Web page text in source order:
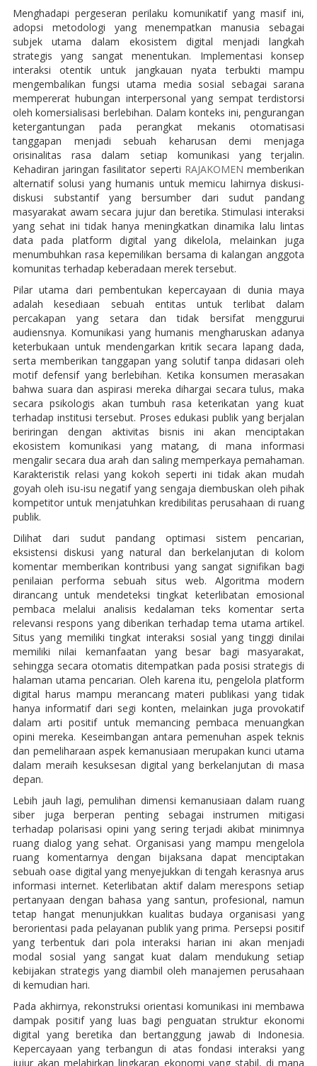
Menghadapi pergeseran perilaku komunikatif yang masif ini,
adopsi metodologi yang menempatkan manusia sebagai
subjek utama dalam ekosistem digital menjadi langkah
strategis yang sangat menentukan. Implementasi konsep
interaksi otentik untuk jangkauan nyata terbukti mampu
mengembalikan fungsi utama media sosial sebagai sarana
mempererat hubungan interpersonal yang sempat terdistorsi
oleh komersialisasi berlebihan. Dalam konteks ini, pengurangan
ketergantungan pada perangkat mekanis otomatisasi
tanggapan menjadi sebuah keharusan demi menjaga
orisinalitas rasa dalam setiap komunikasi yang terjalin.
Kehadiran jaringan fasilitator seperti RAJAKOMENmemberikan
alternatif solusi yang humanis untuk memicu lahirnya diskusi-
diskusi substantif yang bersumber dari sudut pandang
masyarakat awam secara jujur dan beretika. Stimulasi interaksi
yang sehat ini tidak hanya meningkatkan dinamika lalu lintas
data pada platform digital yang dikelola, melainkan juga
menumbuhkan rasa kepemilikan bersama di kalangan anggota
komunitas terhadap keberadaan merek tersebut.
Pilar utama dari pembentukan kepercayaan di dunia maya
adalah kesediaan sebuah entitas untuk terlibat dalam
percakapan yang setara dan tidak bersifat menggurui
audiensnya. Komunikasi yang humanis mengharuskan adanya
keterbukaan untuk mendengarkan kritik secara lapang dada,
serta memberikan tanggapan yang solutif tanpa didasari oleh
motif defensif yang berlebihan. Ketika konsumen merasakan
bahwa suara dan aspirasi mereka dihargai secara tulus, maka
secara psikologis akan tumbuh rasa keterikatan yang kuat
terhadap institusi tersebut. Proses edukasi publik yang berjalan
beriringan dengan aktivitas bisnis ini akan menciptakan
ekosistem komunikasi yang matang, di mana informasi
mengalir secara dua arah dan saling memperkaya pemahaman.
Karakteristik relasi yang kokoh seperti ini tidak akan mudah
goyah oleh isu-isu negatif yang sengaja diembuskan oleh pihak
kompetitor untuk menjatuhkan kredibilitas perusahaan di ruang
publik.
Dilihat dari sudut pandang optimasi sistem pencarian,
eksistensi diskusi yang natural dan berkelanjutan di kolom
komentar memberikan kontribusi yang sangat signifikan bagi
penilaian performa sebuah situs web. Algoritma modern
dirancang untuk mendeteksi tingkat keterlibatan emosional
pembaca melalui analisis kedalaman teks komentar serta
relevansi respons yang diberikan terhadap tema utama artikel.
Situs yang memiliki tingkat interaksi sosial yang tinggi dinilai
memiliki nilai kemanfaatan yang besar bagi masyarakat,
sehingga secara otomatis ditempatkan pada posisi strategis di
halaman utama pencarian. Oleh karena itu, pengelola platform
digital harus mampu merancang materi publikasi yang tidak
hanya informatif dari segi konten, melainkan juga provokatif
dalam arti positif untuk memancing pembaca menuangkan
opini mereka. Keseimbangan antara pemenuhan aspek teknis
dan pemeliharaan aspek kemanusiaan merupakan kunci utama
dalam meraih kesuksesan digital yang berkelanjutan di masa
depan.
Lebih jauh lagi, pemulihan dimensi kemanusiaan dalam ruang
siber juga berperan penting sebagai instrumen mitigasi
terhadap polarisasi opini yang sering terjadi akibat minimnya
ruang dialog yang sehat. Organisasi yang mampu mengelola
ruang komentarnya dengan bijaksana dapat menciptakan
sebuah oase digital yang menyejukkan di tengah kerasnya arus
informasi internet. Keterlibatan aktif dalam merespons setiap
pertanyaan dengan bahasa yang santun, profesional, namun
tetap hangat menunjukkan kualitas budaya organisasi yang
berorientasi pada pelayanan publik yang prima. Persepsi positif
yang terbentuk dari pola interaksi harian ini akan menjadi
modal sosial yang sangat kuat dalam mendukung setiap
kebijakan strategis yang diambil oleh manajemen perusahaan
di kemudian hari.
Pada akhirnya, rekonstruksi orientasi komunikasi ini membawa
dampak positif yang luas bagi penguatan struktur ekonomi
digital yang beretika dan bertanggung jawab di Indonesia.
Kepercayaan yang terbangun di atas fondasi interaksi yang
jujur akan melahirkan lingkaran ekonomi yang stabil, di mana